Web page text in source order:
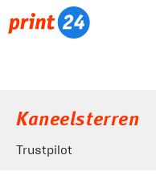
Kaneelsterren
Trustpilot